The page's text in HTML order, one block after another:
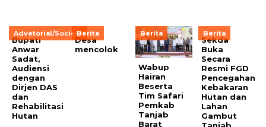
Advetorial/Society
Bupati
Anwar
Sadat,
Audiensi
dengan
Dirjen DAS
dan
Rehabilitasi
Hutan
Berita
Desa
mencolok
Berita
Wabup
Hairan
Beserta
Tim Safari
Pemkab
Tanjab
Barat
Berita
Sekda
Buka
Secara
Resmi FGD
Pencegahan
Kebakaran
Hutan dan
Lahan
Gambut